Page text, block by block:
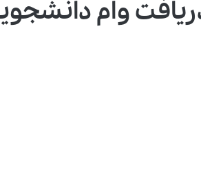
۱۴۰۴ – ۱۴۰۵؛ راهنمای کامل و